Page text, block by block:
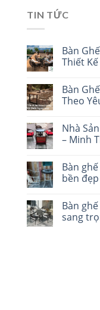
TIN TỨC
Bàn
Thiết
Bàn
Theo
Nhà
– Minh
Bàn
bền
Bàn
sang